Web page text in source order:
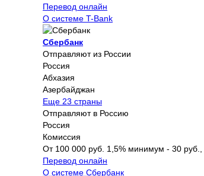
Перевод онлайн
О системе T-Bank
Сбербанк
Отправляют из России
Россия
Абхазия
Азербайджан
Еще 23 страны
Отправляют в Россию
Россия
Комиссия
От 100 000 руб. 1,5% минимум - 30 руб.,
Перевод онлайн
О системе Сбербанк